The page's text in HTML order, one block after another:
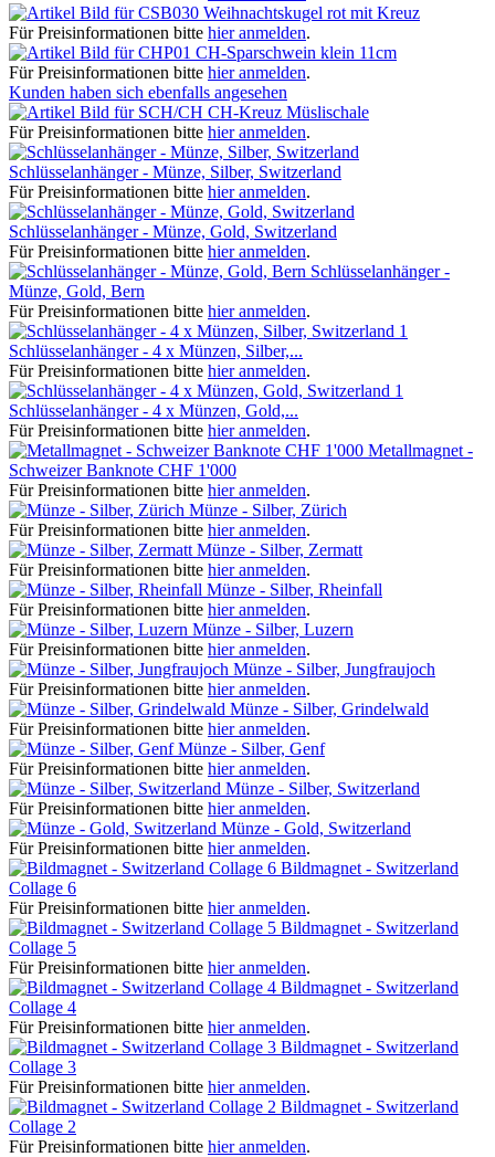
Weihnachtskugel rot mit Kreuz
Für Preisinformationen bitte hier anmelden.
CH-Sparschwein klein 11cm
Für Preisinformationen bitte hier anmelden.
Kunden haben sich ebenfalls angesehen
CH-Kreuz Müslischale
Für Preisinformationen bitte hier anmelden.
Schlüsselanhänger - Münze, Silber, Switzerland
Für Preisinformationen bitte hier anmelden.
Schlüsselanhänger - Münze, Gold, Switzerland
Für Preisinformationen bitte hier anmelden.
Schlüsselanhänger -
Münze, Gold, Bern
Für Preisinformationen bitte hier anmelden.
Schlüsselanhänger - 4 x Münzen, Silber,...
Für Preisinformationen bitte hier anmelden.
Schlüsselanhänger - 4 x Münzen, Gold,...
Für Preisinformationen bitte hier anmelden.
Metallmagnet -
Schweizer Banknote CHF 1'000
Für Preisinformationen bitte hier anmelden.
Münze - Silber, Zürich
Für Preisinformationen bitte hier anmelden.
Münze - Silber, Zermatt
Für Preisinformationen bitte hier anmelden.
Münze - Silber, Rheinfall
Für Preisinformationen bitte hier anmelden.
Münze - Silber, Luzern
Für Preisinformationen bitte hier anmelden.
Münze - Silber, Jungfraujoch
Für Preisinformationen bitte hier anmelden.
Münze - Silber, Grindelwald
Für Preisinformationen bitte hier anmelden.
Münze - Silber, Genf
Für Preisinformationen bitte hier anmelden.
Münze - Silber, Switzerland
Für Preisinformationen bitte hier anmelden.
Münze - Gold, Switzerland
Für Preisinformationen bitte hier anmelden.
Bildmagnet - Switzerland
Collage 6
Für Preisinformationen bitte hier anmelden.
Bildmagnet - Switzerland
Collage 5
Für Preisinformationen bitte hier anmelden.
Bildmagnet - Switzerland
Collage 4
Für Preisinformationen bitte hier anmelden.
Bildmagnet - Switzerland
Collage 3
Für Preisinformationen bitte hier anmelden.
Bildmagnet - Switzerland
Collage 2
Für Preisinformationen bitte hier anmelden.